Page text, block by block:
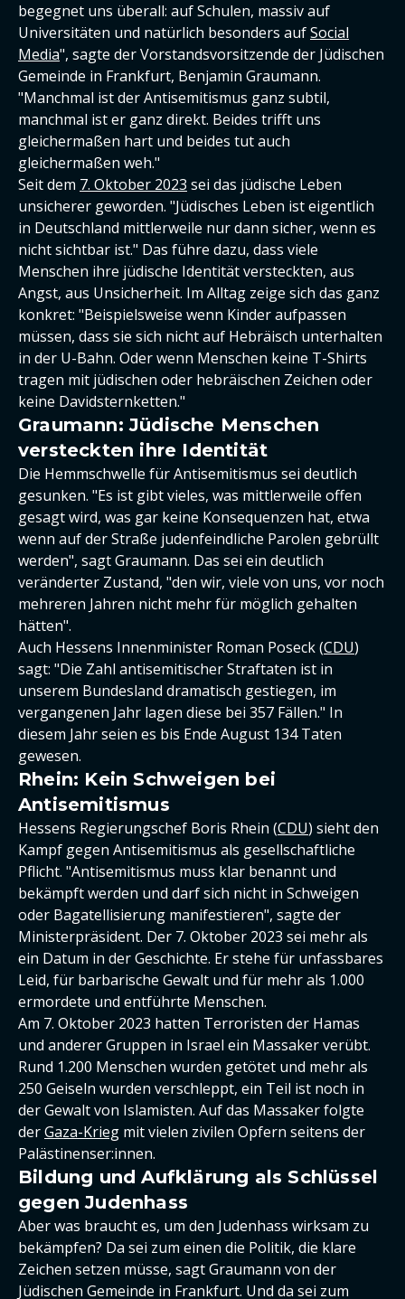
begegnet uns überall: auf Schulen, massiv auf
Universitäten und natürlich besonders aufSocial
Media", sagte der Vorstandsvorsitzende der Jüdischen
Gemeinde in Frankfurt, Benjamin Graumann.
"Manchmal ist der Antisemitismus ganz subtil,
manchmal ist er ganz direkt. Beides trifft uns
gleichermaßen hart und beides tut auch
gleichermaßen weh."
Seit dem 7. Oktober 2023 sei das jüdische Leben
unsicherer geworden. "Jüdisches Leben ist eigentlich
in Deutschland mittlerweile nur dann sicher, wenn es
nicht sichtbar ist." Das führe dazu, dass viele
Menschen ihre jüdische Identität versteckten, aus
Angst, aus Unsicherheit. Im Alltag zeige sich das ganz
konkret: "Beispielsweise wenn Kinder aufpassen
müssen, dass sie sich nicht auf Hebräisch unterhalten
in der U-Bahn. Oder wenn Menschen keine T-Shirts
tragen mit jüdischen oder hebräischen Zeichen oder
keine Davidsternketten."
Graumann: Jüdische Menschen
versteckten ihre Identität
Die Hemmschwelle für Antisemitismus sei deutlich
gesunken. "Es ist gibt vieles, was mittlerweile offen
gesagt wird, was gar keine Konsequenzen hat, etwa
wenn auf der Straße judenfeindliche Parolen gebrüllt
werden", sagt Graumann. Das sei ein deutlich
veränderter Zustand, "den wir, viele von uns, vor noch
mehreren Jahren nicht mehr für möglich gehalten
hätten".
Auch Hessens Innenminister Roman Poseck (CDU)
sagt: "Die Zahl antisemitischer Straftaten ist in
unserem Bundesland dramatisch gestiegen, im
vergangenen Jahr lagen diese bei 357 Fällen." In
diesem Jahr seien es bis Ende August 134 Taten
gewesen.
Rhein: Kein Schweigen bei
Antisemitismus
Hessens Regierungschef Boris Rhein (CDU) sieht den
Kampf gegen Antisemitismus als gesellschaftliche
Pflicht. "Antisemitismus muss klar benannt und
bekämpft werden und darf sich nicht in Schweigen
oder Bagatellisierung manifestieren", sagte der
Ministerpräsident. Der 7. Oktober 2023 sei mehr als
ein Datum in der Geschichte. Er stehe für unfassbares
Leid, für barbarische Gewalt und für mehr als 1.000
ermordete und entführte Menschen.
Am 7. Oktober 2023 hatten Terroristen der Hamas
und anderer Gruppen in Israel ein Massaker verübt.
Rund 1.200 Menschen wurden getötet und mehr als
250 Geiseln wurden verschleppt, ein Teil ist noch in
der Gewalt von Islamisten. Auf das Massaker folgte
derGaza-Krieg mit vielen zivilen Opfern seitens der
Palästinenser:innen.
Bildung und Aufklärung als Schlüssel
gegen Judenhass
Aber was braucht es, um den Judenhass wirksam zu
bekämpfen? Da sei zum einen die Politik, die klare
Zeichen setzen müsse, sagt Graumann von der
Jüdischen Gemeinde in Frankfurt. Und da sei zum